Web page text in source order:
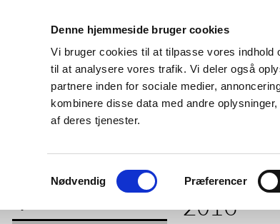
Denne hjemmeside bruger cookies
Vi bruger cookies til at tilpasse vores
til at analysere vores trafik. Vi deler også
partnere inden for sociale medier,
kombinere disse data med andre
af deres tjenester.
Samtykkevalg
Nødvendig Præferencer
Godkendelse og
Bivirkninger og
produktinformation
2016